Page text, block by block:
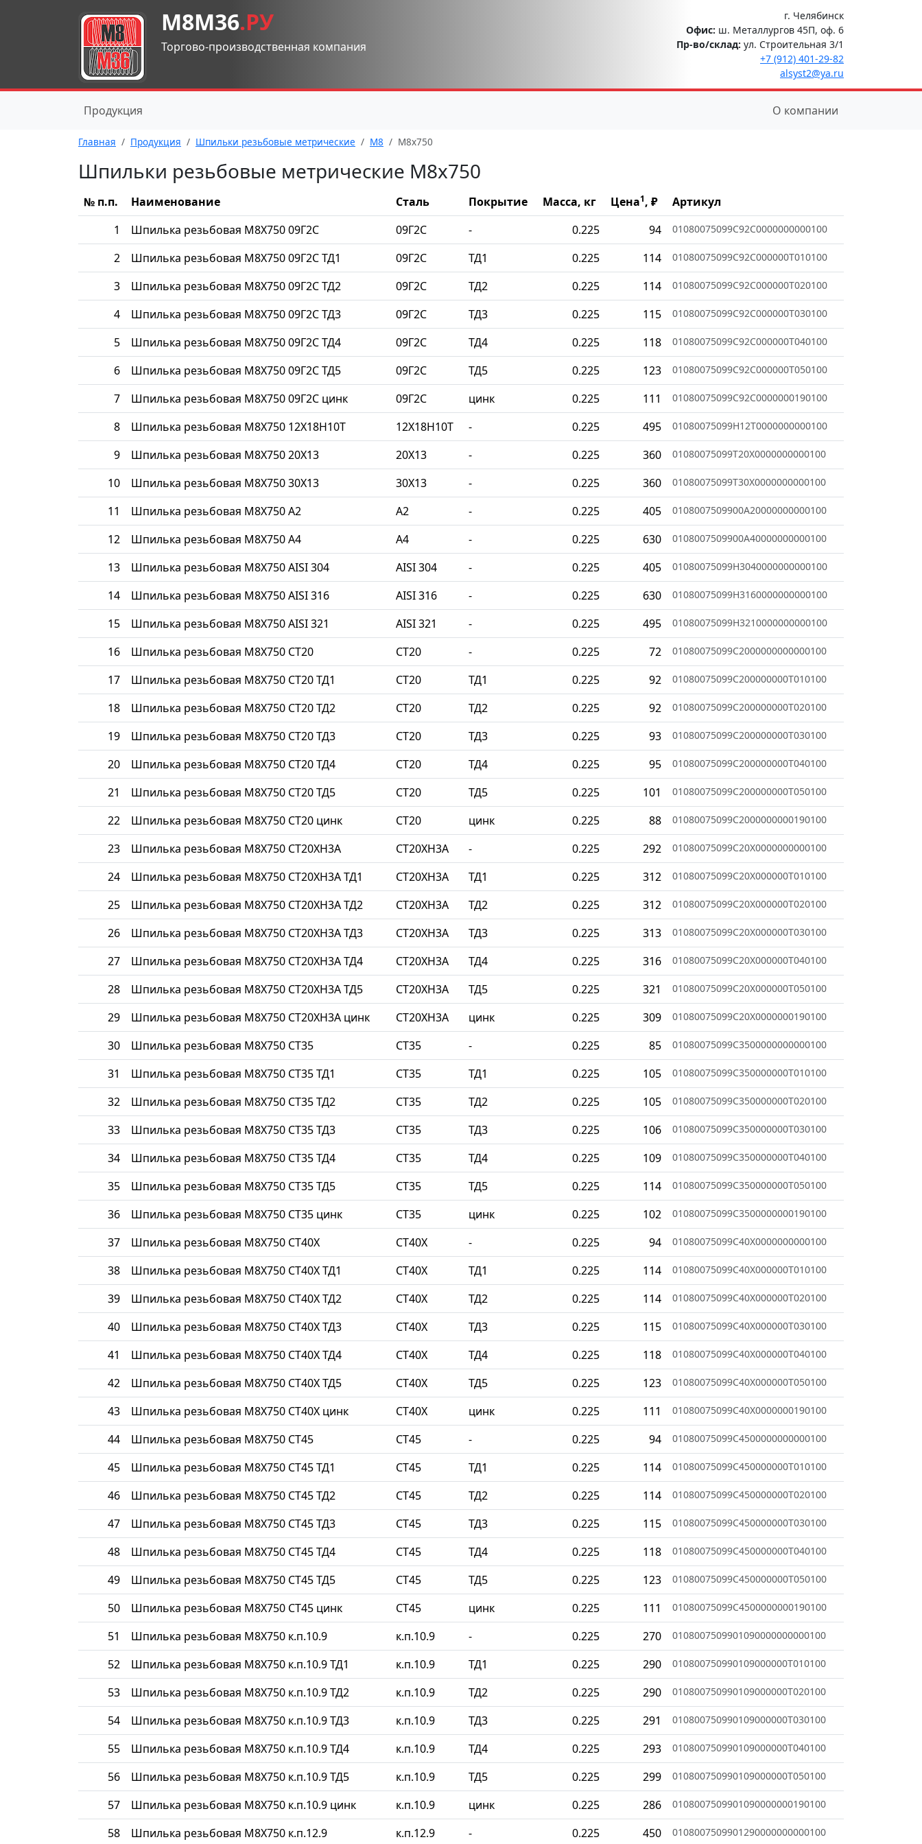
М8М36.РУ
Торгово-производственная компания
г. Челябинск
Офис: ш. Металлургов 45П, оф. 6
Пр-во/склад: ул. Строительная 3/1
+7 (912) 401-29-82
alsyst2@ya.ru
Продукция О компании
Главная Продукция Шпильки резьбовые метрические М8 М8x750
Шпильки резьбовые метрические М8x750
№ п.п. Наименование Сталь Покрытие Масса, кг Цена1, ₽
Артикул
1
Шпилька резьбовая М8Х750 09Г2С 09Г2С - 0.225 94 01080075099C92C0000000000100
2 Шпилька резьбовая М8Х750 09Г2С ТД1 09Г2С ТД1 0.225 114 01080075099C92C000000T010100
3 Шпилька резьбовая М8Х750 09Г2С ТД2 09Г2С ТД2 0.225 114 01080075099C92C000000T020100
4 Шпилька резьбовая М8Х750 09Г2С ТД3 09Г2С ТД3 0.225 115 01080075099C92C000000T030100
5 Шпилька резьбовая М8Х750 09Г2С ТД4 09Г2С ТД4 0.225 118 01080075099C92C000000T040100
6 Шпилька резьбовая М8Х750 09Г2С ТД5 09Г2С ТД5 0.225 123 01080075099C92C000000T050100
7 Шпилька резьбовая М8Х750 09Г2С цинк 09Г2С цинк 0.225 111 01080075099C92C0000000190100
8 Шпилька резьбовая М8Х750 12Х18Н10Т 12Х18Н10Т - 0.225 495 01080075099H12T0000000000100
9 Шпилька резьбовая М8Х750 20Х13 20Х13 - 0.225 360 01080075099T20X0000000000100
10 Шпилька резьбовая М8Х750 30Х13 30Х13 - 0.225 360 01080075099T30X0000000000100
11 Шпилька резьбовая М8Х750 A2 A2 - 0.225 405 0108007509900A20000000000100
12 Шпилька резьбовая М8Х750 A4 A4 - 0.225 630 0108007509900A40000000000100
13 Шпилька резьбовая М8Х750 AISI 304 AISI 304 - 0.225 405 01080075099H3040000000000100
14 Шпилька резьбовая М8Х750 AISI 316 AISI 316 - 0.225 630 01080075099H3160000000000100
15 Шпилька резьбовая М8Х750 AISI 321 AISI 321 - 0.225 495 01080075099H3210000000000100
16 Шпилька резьбовая М8Х750 СТ20 СТ20 - 0.225 72 01080075099C2000000000000100
17 Шпилька резьбовая М8Х750 СТ20 ТД1 СТ20 ТД1 0.225 92 01080075099C200000000T010100
18 Шпилька резьбовая М8Х750 СТ20 ТД2 СТ20 ТД2 0.225 92 01080075099C200000000T020100
19 Шпилька резьбовая М8Х750 СТ20 ТД3 СТ20 ТД3 0.225 93 01080075099C200000000T030100
20 Шпилька резьбовая М8Х750 СТ20 ТД4 СТ20 ТД4 0.225 95 01080075099C200000000T040100
21 Шпилька резьбовая М8Х750 СТ20 ТД5 СТ20 ТД5 0.225 101 01080075099C200000000T050100
22 Шпилька резьбовая М8Х750 СТ20 цинк СТ20 цинк 0.225 88 01080075099C2000000000190100
23 Шпилька резьбовая М8Х750 СТ20ХН3А СТ20ХН3А - 0.225 292 01080075099C20X0000000000100
24 Шпилька резьбовая М8Х750 СТ20ХН3А ТД1 СТ20ХН3А ТД1 0.225 312 01080075099C20X000000T010100
25 Шпилька резьбовая М8Х750 СТ20ХН3А ТД2 СТ20ХН3А ТД2 0.225 312 01080075099C20X000000T020100
26 Шпилька резьбовая М8Х750 СТ20ХН3А ТД3 СТ20ХН3А ТД3 0.225 313 01080075099C20X000000T030100
27 Шпилька резьбовая М8Х750 СТ20ХН3А ТД4 СТ20ХН3А ТД4 0.225 316 01080075099C20X000000T040100
28 Шпилька резьбовая М8Х750 СТ20ХН3А ТД5 СТ20ХН3А ТД5 0.225 321 01080075099C20X000000T050100
29 Шпилька резьбовая М8Х750 СТ20ХН3А цинк СТ20ХН3А цинк 0.225 309 01080075099C20X0000000190100
30 Шпилька резьбовая М8Х750 СТ35 СТ35 - 0.225 85 01080075099C3500000000000100
31 Шпилька резьбовая М8Х750 СТ35 ТД1 СТ35 ТД1 0.225 105 01080075099C350000000T010100
32 Шпилька резьбовая М8Х750 СТ35 ТД2 СТ35 ТД2 0.225 105 01080075099C350000000T020100
33 Шпилька резьбовая М8Х750 СТ35 ТД3 СТ35 ТД3 0.225 106 01080075099C350000000T030100
34 Шпилька резьбовая М8Х750 СТ35 ТД4 СТ35 ТД4 0.225 109 01080075099C350000000T040100
35 Шпилька резьбовая М8Х750 СТ35 ТД5 СТ35 ТД5 0.225 114 01080075099C350000000T050100
36 Шпилька резьбовая М8Х750 СТ35 цинк СТ35 цинк 0.225 102 01080075099C3500000000190100
37 Шпилька резьбовая М8Х750 СТ40Х СТ40Х - 0.225 94 01080075099C40X0000000000100
38 Шпилька резьбовая М8Х750 СТ40Х ТД1 СТ40Х ТД1 0.225 114 01080075099C40X000000T010100
39 Шпилька резьбовая М8Х750 СТ40Х ТД2 СТ40Х ТД2 0.225 114 01080075099C40X000000T020100
40 Шпилька резьбовая М8Х750 СТ40Х ТД3 СТ40Х ТД3 0.225 115 01080075099C40X000000T030100
41 Шпилька резьбовая М8Х750 СТ40Х ТД4 СТ40Х ТД4 0.225 118 01080075099C40X000000T040100
42 Шпилька резьбовая М8Х750 СТ40Х ТД5 СТ40Х ТД5 0.225 123 01080075099C40X000000T050100
43 Шпилька резьбовая М8Х750 СТ40Х цинк СТ40Х цинк 0.225 111 01080075099C40X0000000190100
44 Шпилька резьбовая М8Х750 СТ45 СТ45 - 0.225 94 01080075099C4500000000000100
45 Шпилька резьбовая М8Х750 СТ45 ТД1 СТ45 ТД1 0.225 114 01080075099C450000000T010100
46 Шпилька резьбовая М8Х750 СТ45 ТД2 СТ45 ТД2 0.225 114 01080075099C450000000T020100
47 Шпилька резьбовая М8Х750 СТ45 ТД3 СТ45 ТД3 0.225 115 01080075099C450000000T030100
48 Шпилька резьбовая М8Х750 СТ45 ТД4 СТ45 ТД4 0.225 118 01080075099C450000000T040100
49 Шпилька резьбовая М8Х750 СТ45 ТД5 СТ45 ТД5 0.225 123 01080075099C450000000T050100
50 Шпилька резьбовая М8Х750 СТ45 цинк СТ45 цинк 0.225 111 01080075099C4500000000190100
51 Шпилька резьбовая М8Х750 к.п.10.9 к.п.10.9 - 0.225 270 0108007509901090000000000100
52 Шпилька резьбовая М8Х750 к.п.10.9 ТД1 к.п.10.9 ТД1 0.225 290 010800750990109000000T010100
53 Шпилька резьбовая М8Х750 к.п.10.9 ТД2 к.п.10.9 ТД2 0.225 290 010800750990109000000T020100
54 Шпилька резьбовая М8Х750 к.п.10.9 ТД3 к.п.10.9 ТД3 0.225 291 010800750990109000000T030100
55 Шпилька резьбовая М8Х750 к.п.10.9 ТД4 к.п.10.9 ТД4 0.225 293 010800750990109000000T040100
56 Шпилька резьбовая М8Х750 к.п.10.9 ТД5 к.п.10.9 ТД5 0.225 299 010800750990109000000T050100
57 Шпилька резьбовая М8Х750 к.п.10.9 цинк к.п.10.9 цинк 0.225 286 0108007509901090000000190100
58 Шпилька резьбовая М8Х750 к.п.12.9 к.п.12.9 - 0.225 450 0108007509901290000000000100